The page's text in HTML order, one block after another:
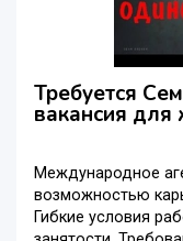
Требуется
вакансия для
Международное
возможностью
Гибкие условия